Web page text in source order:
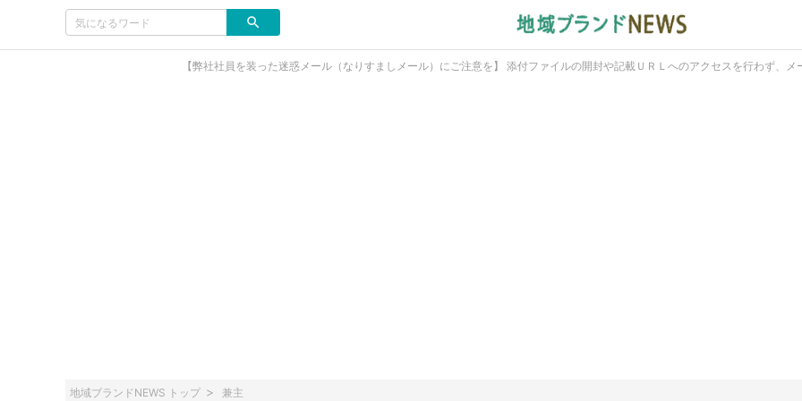
【弊社社員を装った迷惑メール（なりすましメール）にご注意を】 添付ファイルの開封や記載ＵＲＬへのアクセスを行わず、メ
地域ブランドNEWS トップ 兼主